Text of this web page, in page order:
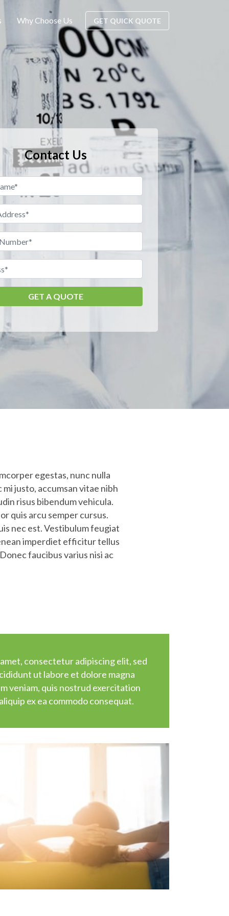
Why Choose Us GET QUICK QUOTE
Contact Us
GET A QUOTE
egestas, nunc nulla
justo, accumsan vitae nibh
risus bibendum vehicula.
quis arcu semper cursus.
nec est. Vestibulum feugiat
imperdiet efficitur tellus
faucibus varius nisi ac
consectetur adipiscing elit, sed
ut labore et dolore magna
veniam, quis nostrud exercitation
ex ea commodo consequat.